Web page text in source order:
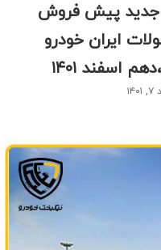
پیش فروش
ایران خودرو
اسفند ۱۴۰۱